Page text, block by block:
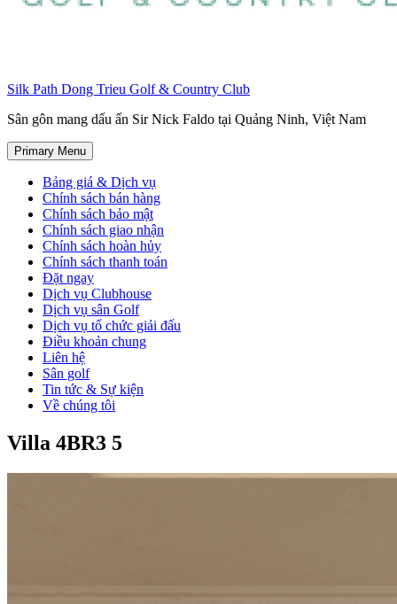
Silk Path Dong Trieu Golf & Country Club
Sân gôn mang dấu ấn Sir Nick Faldo tại Quảng Ninh, Việt Nam
Primary Menu
Bảng giá & Dịch vụ
Chính sách bán hàng
Chính sách bảo mật
Chính sách giao nhận
Chính sách hoàn hủy
Chính sách thanh toán
Đặt ngay
Dịch vụ Clubhouse
Dịch vụ sân Golf
Dịch vụ tổ chức giải đấu
Điều khoản chung
Liên hệ
Sân golf
Tin tức & Sự kiện
Về chúng tôi
Villa 4BR3 5